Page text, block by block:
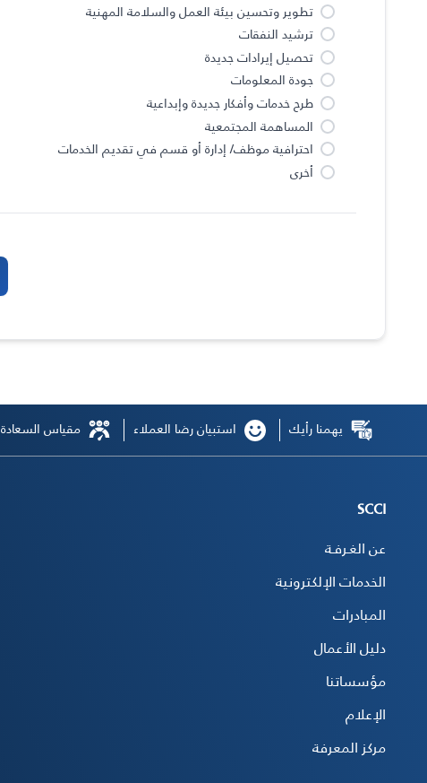
تطوير وتحسين بيئة العمل والسلامة المهنية
ترشيد النفقات
تحصيل إيرادات جديدة
جودة المعلومات
طرح خدمات وأفكار جديدة وإبداعية
المساهمة المجتمعية
احترافية موظف/ إدارة أو قسم في تقديم الخدمات
أخرى
يهمنا رأيك استبيان رضا العملاء مقياس السعادة
SCCI
عن الغـرفـة
الخدمات الإلكترونية
المبادرات
دليل الأعمال
مؤسساتنا
الإعلام
مركز المعرفة